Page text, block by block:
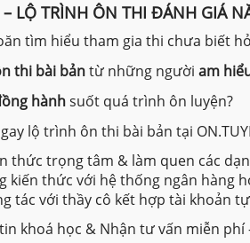
LỘ TRÌNH ÔN THI ĐÁNH GIÁ
tìm hiểu tham gia thi chưa biết
thi bài bảntừ những người am
hànhsuốt quá trình ôn luyện?
lộ trình ôn thi bài bản tại
thức trọng tâm & làm quen các
kiến thức với hệ thống ngân hàng
tác với thầy cô kết hợp tài khoản
khoá học & Nhận tư vấn miễn phí